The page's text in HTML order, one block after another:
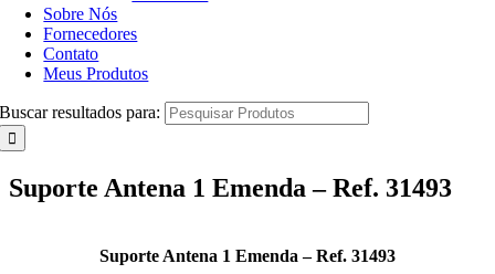
Sobre Nós
Fornecedores
Contato
Meus Produtos
Buscar resultados para:
Suporte Antena 1 Emenda – Ref. 31493
Suporte Antena 1 Emenda – Ref. 31493